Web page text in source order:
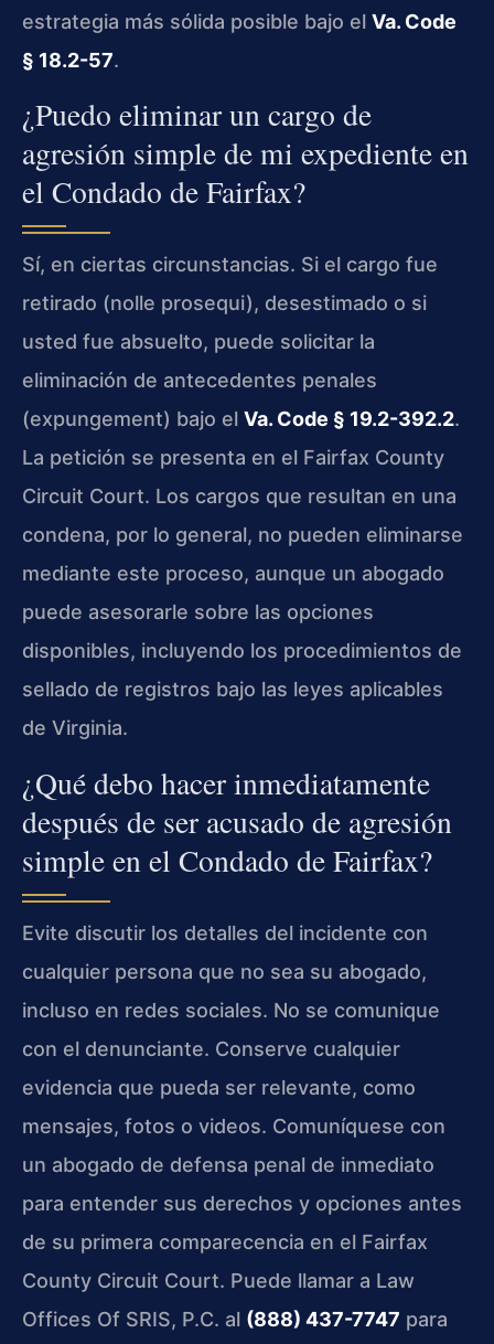
estrategia más sólida posible bajo el Va. Code
§ 18.2-57.
¿Puedo eliminar un cargo de
agresión simple de mi expediente en
el Condado de Fairfax?
Sí, en ciertas circunstancias. Si el cargo fue
retirado (nolle prosequi), desestimado o si
usted fue absuelto, puede solicitar la
eliminación de antecedentes penales
(expungement) bajo el Va. Code § 19.2-392.2.
La petición se presenta en el Fairfax County
Circuit Court. Los cargos que resultan en una
condena, por lo general, no pueden eliminarse
mediante este proceso, aunque un abogado
puede asesorarle sobre las opciones
disponibles, incluyendo los procedimientos de
sellado de registros bajo las leyes aplicables
de Virginia.
¿Qué debo hacer inmediatamente
después de ser acusado de agresión
simple en el Condado de Fairfax?
Evite discutir los detalles del incidente con
cualquier persona que no sea su abogado,
incluso en redes sociales. No se comunique
con el denunciante. Conserve cualquier
evidencia que pueda ser relevante, como
mensajes, fotos o videos. Comuníquese con
un abogado de defensa penal de inmediato
para entender sus derechos y opciones antes
de su primera comparecencia en el Fairfax
County Circuit Court. Puede llamar a Law
Offices Of SRIS, P.C. al (888) 437-7747 para